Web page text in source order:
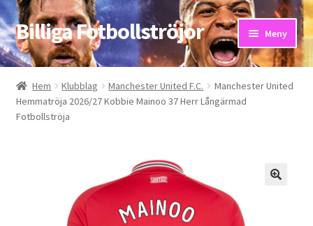
Hoppa
till
navigering
Hoppa
till
innehåll
Billiga Fotbollströjor Meny
Hem
Bloggar
Kontakta oss
Hem Klubblag Manchester United F.C.
Manchester United
Hemmatröja 2026/27 Kobbie Mainoo 37 Herr Långärmad
Fotbollströja